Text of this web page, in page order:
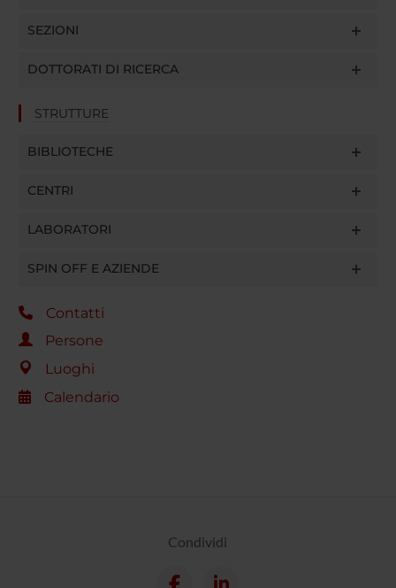
SEZIONI
DOTTORATI DI RICERCA
STRUTTURE
BIBLIOTECHE
CENTRI
LABORATORI
SPIN OFF E AZIENDE
Contatti
Persone
Luoghi
Calendario
Condividi